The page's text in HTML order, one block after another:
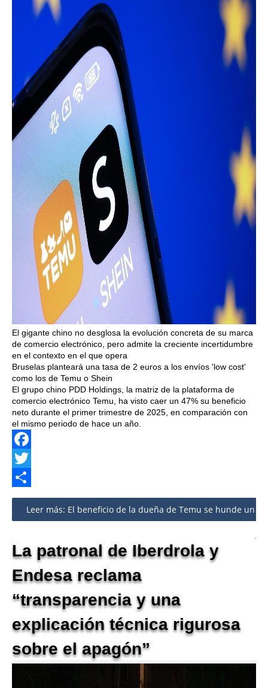
El gigante chino no desglosa la evolución concreta de su marca
de comercio electrónico, pero admite la creciente incertidumbre
en el contexto en el que opera
Bruselas planteará una tasa de 2 euros a los envíos 'low cost'
como los de Temu o Shein
El grupo chino PDD Holdings, la matriz de la plataforma de
comercio electrónico Temu, ha visto caer un 47% su beneficio
neto durante el primer trimestre de 2025, en comparación con
el mismo periodo de hace un año.
Facebook
Twitter
Share
Leer más: El beneficio de la dueña de Temu se hunde un
La patronal de Iberdrola y
Endesa reclama
“transparencia y una
explicación técnica rigurosa
sobre el apagón”